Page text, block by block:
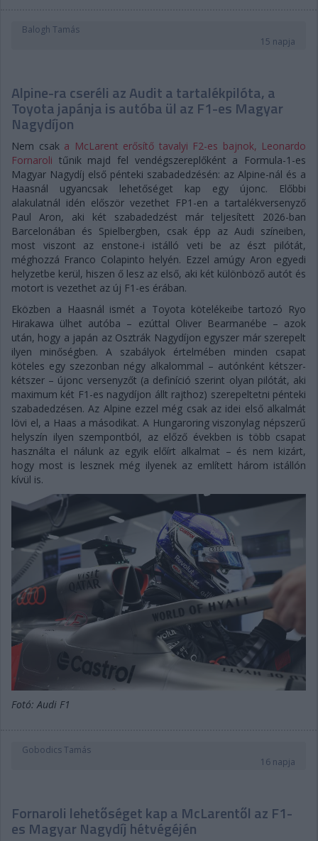
Balogh Tamás
15 napja
Alpine-ra cseréli az Audit a tartalékpilóta, a
Toyota japánja is autóba ül az F1-es Magyar
Nagydíjon
Nem csak a McLarent erősítő tavalyi F2-es bajnok, Leonardo
Fornaroli tűnik majd fel vendégszereplőként a Formula-1-es
Magyar Nagydíj első pénteki szabadedzésén: az Alpine-nál és a
Haasnál ugyancsak lehetőséget kap egy újonc. Előbbi
alakulatnál idén először vezethet FP1-en a tartalékversenyző
Paul Aron, aki két szabadedzést már teljesített 2026-ban
Barcelonában és Spielbergben, csak épp az Audi színeiben,
most viszont az enstone-i istálló veti be az észt pilótát,
méghozzá Franco Colapinto helyén. Ezzel amúgy Aron egyedi
helyzetbe kerül, hiszen ő lesz az első, aki két különböző autót és
motort is vezethet az új F1-es érában.
Eközben a Haasnál ismét a Toyota kötelékeibe tartozó Ryo
Hirakawa ülhet autóba – ezúttal Oliver Bearmanébe – azok
után, hogy a japán az Osztrák Nagydíjon egyszer már szerepelt
ilyen minőségben. A szabályok értelmében minden csapat
köteles egy szezonban négy alkalommal – autónként kétszer-
kétszer – újonc versenyzőt (a definíció szerint olyan pilótát, aki
maximum két F1-es nagydíjon állt rajthoz) szerepeltetni pénteki
szabadedzésen. Az Alpine ezzel még csak az idei első alkalmát
lövi el, a Haas a másodikat. A Hungaroring viszonylag népszerű
helyszín ilyen szempontból, az előző években is több csapat
használta el nálunk az egyik előírt alkalmat – és nem kizárt,
hogy most is lesznek még ilyenek az említett három istállón
kívül is.
Fotó: Audi F1
Gobodics Tamás
16 napja
Fornaroli lehetőséget kap a McLarentől az F1-
es Magyar Nagydíj hétvégéjén